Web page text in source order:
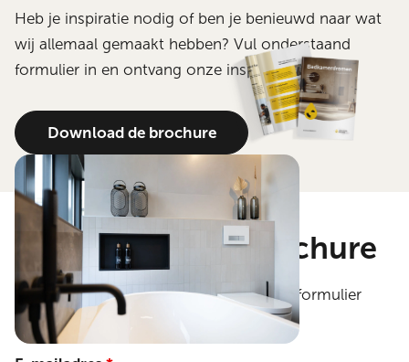
Heb je inspiratie nodig of ben je benieuwd naar wat
wij allemaal gemaakt hebben? Vul onderstaand
formulier in en ontvang onze inspiratiegids!
Download de brochure
Gratis inspiratiebrochure
Vraag de inspiratiebrochure aan via het formulier
hieronder!